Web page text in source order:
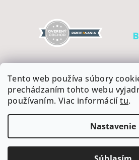
Tento web používa súbory
prechádzaním tohto webu
používaním. Viac informáciítu.
Nastavenie
Copyright 2026COFFEEART.
Upraviť nastavenie